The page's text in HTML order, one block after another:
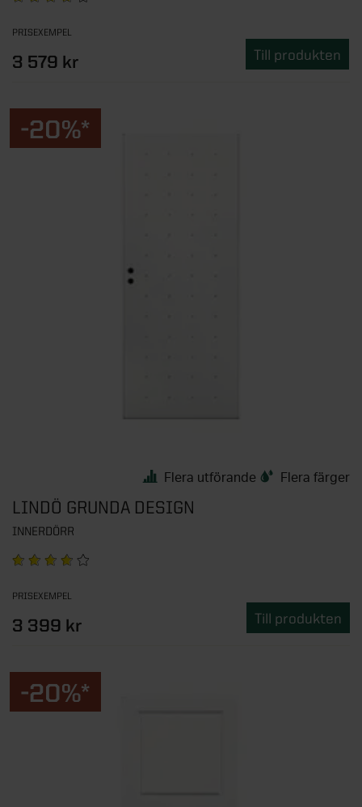
PRISEXEMPEL
3 579 kr Till produkten
-20%*
Flera utförande Flera färger
LINDÖ GRUNDA DESIGN
INNERDÖRR
PRISEXEMPEL
3 399 kr Till produkten
-20%*